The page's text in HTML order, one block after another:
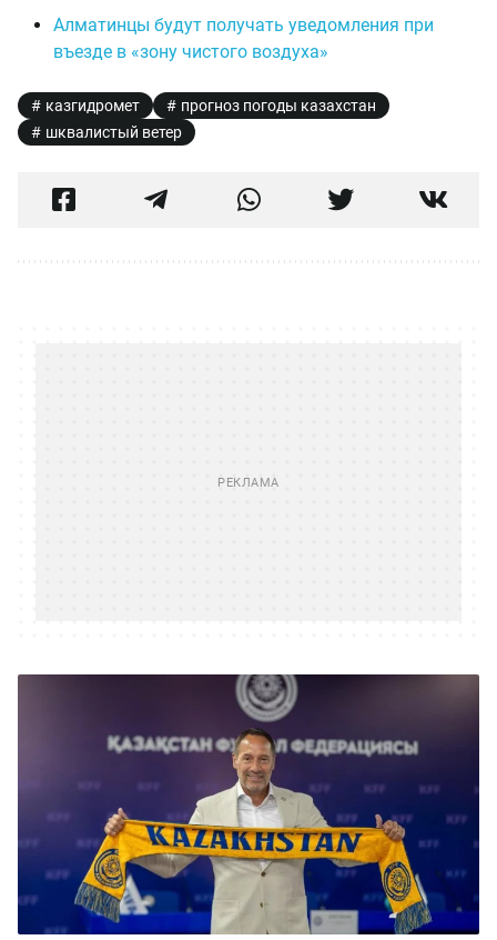
Алматинцы будут получать уведомления при
въезде в «зону чистого воздуха»
казгидромет
прогноз погоды казахстан
шквалистый ветер